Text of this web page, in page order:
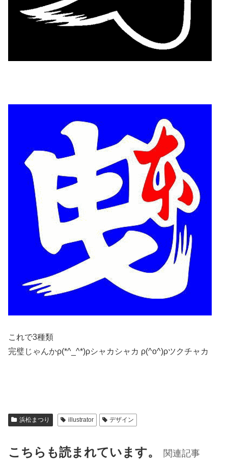
これで3種類
完璧じゃんかρ(*^_^*)ρシャカシャカ ρ(^o^)ρツクチャカ
浜松まつり illustrator デザイン
こちらも読まれています。 関連記事